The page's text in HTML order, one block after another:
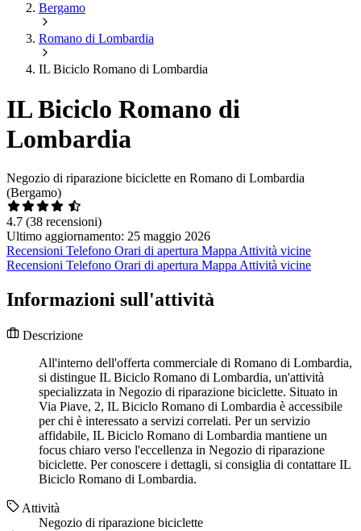
Bergamo
Romano di Lombardia
IL Biciclo Romano di Lombardia
IL Biciclo Romano di
Lombardia
Negozio di riparazione biciclette en Romano di Lombardia
(Bergamo)
4.7 (38 recensioni)
Ultimo aggiornamento: 25 maggio 2026
Recensioni Telefono Orari di apertura Mappa Attività vicine
Recensioni Telefono Orari di apertura Mappa Attività vicine
Informazioni sull'attività
Descrizione
All'interno dell'offerta commerciale di Romano di Lombardia,
si distingue IL Biciclo Romano di Lombardia, un'attività
specializzata in Negozio di riparazione biciclette. Situato in
Via Piave, 2, IL Biciclo Romano di Lombardia è accessibile
per chi è interessato a servizi correlati. Per un servizio
affidabile, IL Biciclo Romano di Lombardia mantiene un
focus chiaro verso l'eccellenza in Negozio di riparazione
biciclette. Per conoscere i dettagli, si consiglia di contattare IL
Biciclo Romano di Lombardia.
Attività
Negozio di riparazione biciclette